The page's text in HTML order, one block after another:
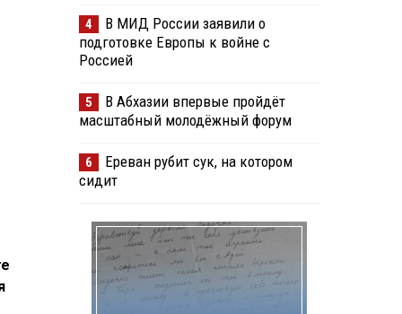
4
В МИД России заявили о
подготовке Европы к войне с
Россией
5
В Абхазии впервые пройдёт
масштабный молодёжный форум
6
Ереван рубит сук, на котором
сидит